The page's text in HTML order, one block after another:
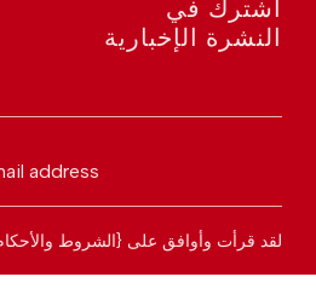
اشترك في
النشرة الإخبارية
address
لقد قرأت وأوافق على {الشروط